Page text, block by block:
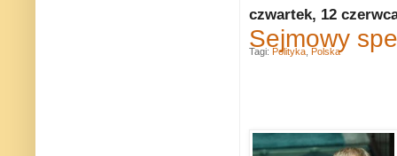
czwartek, 12
Sejmowy
Tagi: Polityka Polska